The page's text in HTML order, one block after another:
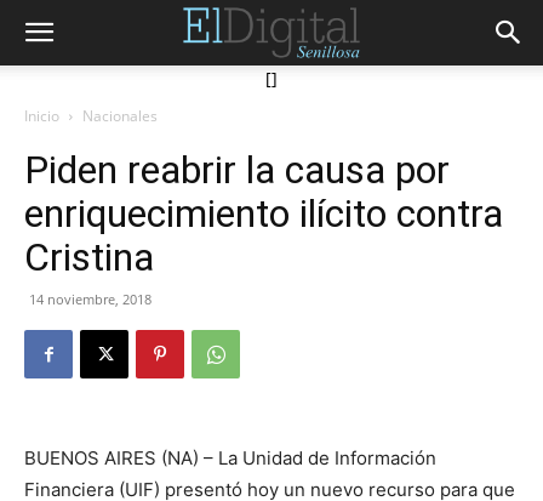
[]
Inicio Nacionales
Piden reabrir la causa por
enriquecimiento ilícito contra
Cristina
14 noviembre, 2018
BUENOS AIRES (NA) – La Unidad de Información
Financiera (UIF) presentó hoy un nuevo recurso para que